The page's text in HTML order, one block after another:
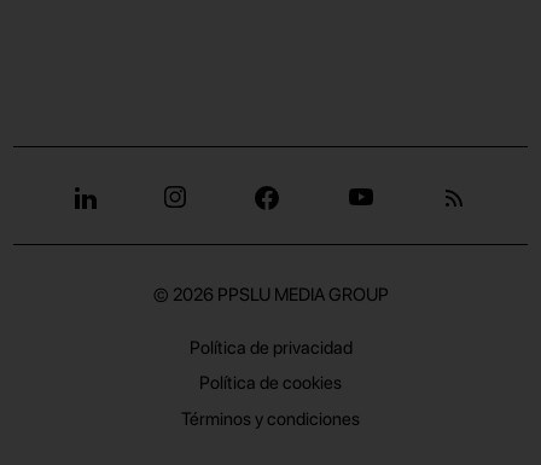
© 2026 PPSLU MEDIA GROUP
Política de privacidad
Política de cookies
Términos y condiciones